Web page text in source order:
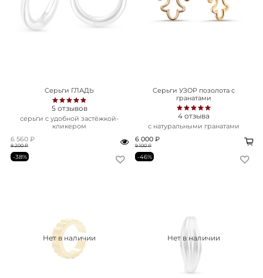
Серьги ГЛАДЬ
5 отзывов
серьги с удобной застёжкой-
кликером
6 560 ₽
8 200 ₽
Серьги УЗОР позолота с
гранатами
4 отзыва
с натуральными гранатами
6 000 ₽
9 100 ₽
Нет в наличии
-38%
Нет в наличии
-46%